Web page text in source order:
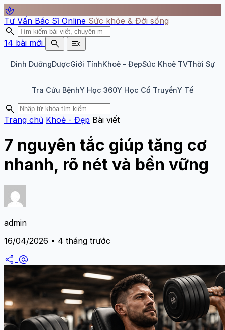
spa
Tư Vấn Bác Sĩ Online Sức khỏe & Đời sống
search
14 bài mới search menu_open
Dinh DưỡngDượcGiới TínhKhoẻ – ĐẹpSức Khoẻ TVThời Sự
Tra Cứu BệnhY Học 360Y Học Cổ TruyềnY Tế
search
Trang chủ Khoẻ - Đẹp Bài viết
7 nguyên tắc giúp tăng cơ
nhanh, rõ nét và bền vững
admin
16/04/2026 • 4 tháng trước
share alternate_email